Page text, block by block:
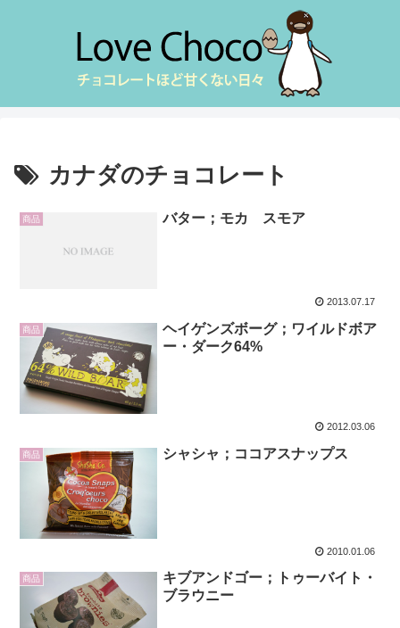
カナダのチョコレート
商品 バター；モカ スモア
2013.07.17
商品
ヘイゲンズボーグ；ワイルドボア
ー・ダーク64%
2012.03.06
商品 シャシャ；ココアスナップス
2010.01.06
商品
キブアンドゴー；トゥーバイト・
ブラウニー